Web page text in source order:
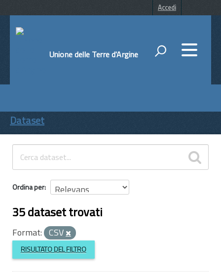
Accedi
Unione delle Terre d'Argine
ENTI
TEMI
INFORMAZIONI
Dataset
Ordina per
35 dataset trovati
Format: CSV
RISULTATO DEL FILTRO